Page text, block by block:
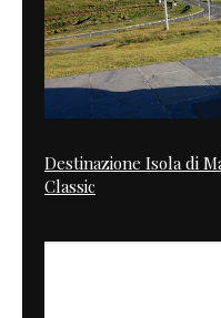
Destinazione Isola di
Classic